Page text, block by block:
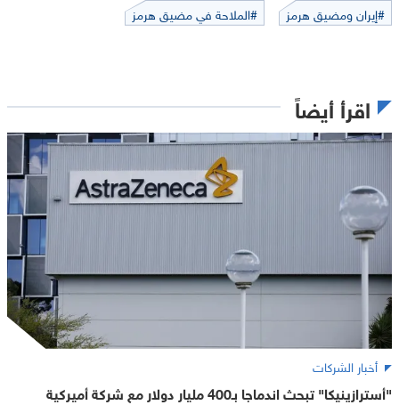
#إيران ومضيق هرمز
#الملاحة في مضيق هرمز
اقرأ أيضاً
أخبار الشركات
"أسترازينيكا" تبحث اندماجا بـ400 مليار دولار مع شركة أميركية